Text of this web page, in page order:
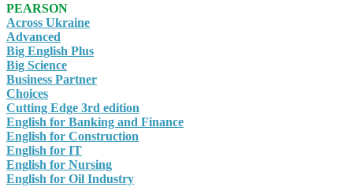
PEARSON
Across Ukraine
Advanced
Big English Plus
Big Science
Business Partner
Choices
Cutting Edge 3rd edition
English for Banking and Finance
English for Construction
English for IT
English for Nursing
English for Oil Industry